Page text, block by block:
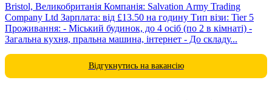
Bristol, Великобританія Компанія: Salvation Army Trading
Company Ltd Зарплата: від £13.50 на годину Тип візи: Tier 5
Проживання: - Міський будинок, до 4 осіб (по 2 в кімнаті) -
Загальна кухня, пральна машина, інтернет - До складу...
Відгукнутись на вакансію